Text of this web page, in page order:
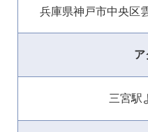
兵庫県神戸市中央区
ア
三宮駅